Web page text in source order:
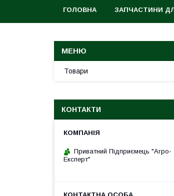
ГОЛОВНА ЗАПЧАСТИНИ
Товари
КОНТАКТИ
Приватний Підприємець "Агро-
Експерт"